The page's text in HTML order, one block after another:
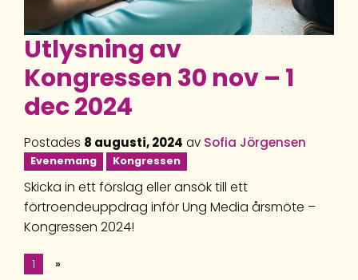
Utlysning av
Kongressen 30 nov – 1
dec 2024
Postades 8 augusti, 2024 av Sofia Jörgensen
Evenemang Kongressen
Skicka in ett förslag eller ansök till ett
förtroendeuppdrag inför Ung Media årsmöte –
Kongressen 2024!
1 »